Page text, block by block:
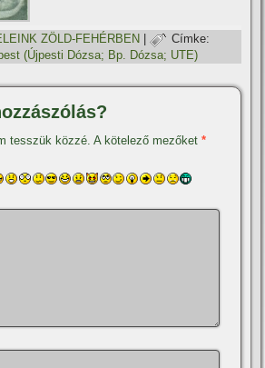
ZÖLD-FEHÉRBEN
Címke:
(Újpesti Dózsa; Bp. Dózsa; UTE)
tesszük közzé. A kötelező mezőket*